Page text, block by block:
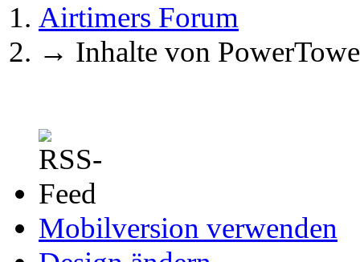
Airtimers Forum
→ Inhalte von
Mobilversion verwenden